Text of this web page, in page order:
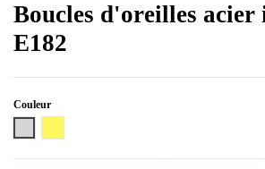
Boucles d'oreilles acier
E182
Couleur